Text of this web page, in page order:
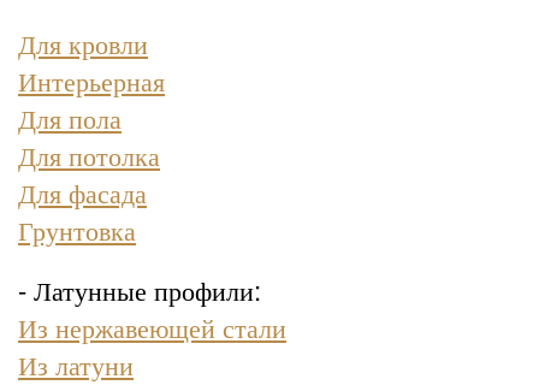
Для кровли
Интерьерная
Для пола
Для потолка
Для фасада
Грунтовка
- Латунные профили:
Из нержавеющей стали
Из латуни